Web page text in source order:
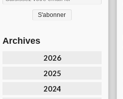
Archives
2026
2025
2024